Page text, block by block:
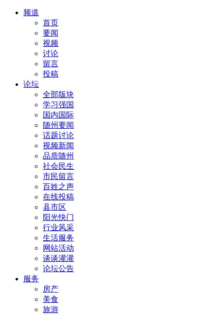
频道
首页
要闻
视频
讨论
留言
投稿
论坛
全部版块
学习强国
国内国际
随州要闻
话题讨论
视频新闻
品质随州
社会民生
市民留言
百姓之声
在线投稿
县市区
阳光快门
行业风采
生活服务
网站活动
谈谈灌灌
论坛公告
服务
房产
美食
旅游